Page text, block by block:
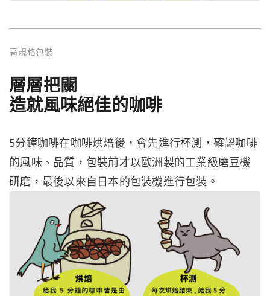
高規格包裝
層層把關
造就風味絕佳的咖啡
5分鐘咖啡在咖啡烘焙後，會先進行杯測，確認咖啡
的風味、品質，包裝前才以歐洲製的工業級磨豆機
研磨，最後以來自日本的包裝機進行包裝。